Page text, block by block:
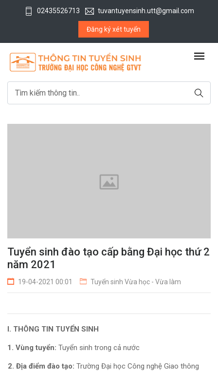
02435526713 tuvantuyensinh.utt@gmail.com
Đăng ký xét tuyển
Tuyển sinh đào tạo cấp bằng Đại học thứ 2
năm 2021
19-04-2021 00:01 Tuyển sinh Vừa học - Vừa làm
I. THÔNG TIN TUYỂN SINH
1. Vùng tuyển: Tuyển sinh trong cả nước
2. Địa điểm đào tạo:Trường Đại học Công nghệ Giao thông